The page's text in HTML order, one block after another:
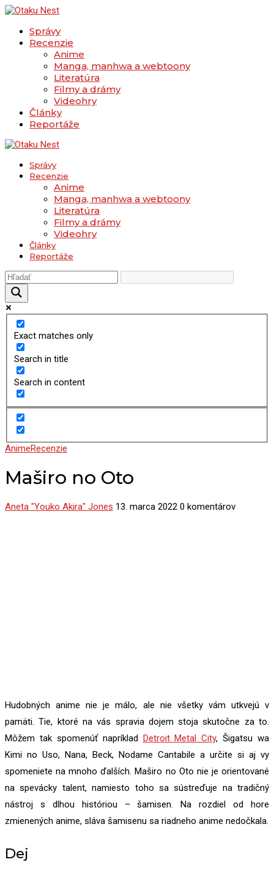
Správy
Recenzie
Anime
Manga, manhwa a webtoony
Literatúra
Filmy a drámy
Videohry
Články
Reportáže
Správy
Recenzie
Anime
Manga, manhwa a webtoony
Literatúra
Filmy a drámy
Videohry
Články
Reportáže
Exact matches only
Search in title
Search in content
AnimeRecenzie
Maširo no Oto
Aneta "Youko Akira" Jones 13. marca 2022 0 komentárov
Hudobných anime nie je málo, ale nie všetky vám utkvejú v
pamäti. Tie, ktoré na vás spravia dojem stoja skutočne za to.
Môžem tak spomenúť napríklad Detroit Metal City, Šigatsu wa
Kimi no Uso, Nana, Beck, Nodame Cantabile a určite si aj vy
spomeniete na mnoho ďalších. Maširo no Oto nie je orientované
na spevácky talent, namiesto toho sa sústreďuje na tradičný
nástroj s dlhou históriou – šamisen. Na rozdiel od hore
zmienených anime, sláva šamisenu sa riadneho anime nedočkala.
Dej